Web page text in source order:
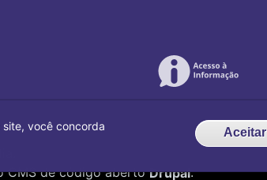
CMS de código abertoDrupal.
site, você concorda
Aceitar